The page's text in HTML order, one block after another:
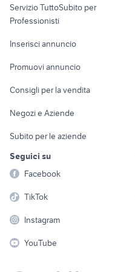
Informatica
Console e
Fotografia
Telefonia
Servizio TuttoSubito per
Professionisti
Inserisci annuncio
Promuovi annuncio
Consigli per la vendita
Negozi e Aziende
Subito per le aziende
Seguici su
Facebook
TikTok
Instagram
YouTube